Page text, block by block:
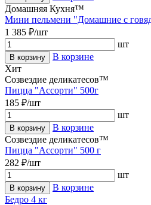
Домашняя Кухня™
Мини пельмени "Домашние с
1 385 ₽/шт
шт
В корзину
В корзине
Хит
Созвездие деликатесов™
Пицца "Ассорти" 500г
185 ₽/шт
шт
В корзину
В корзине
Созвездие деликатесов™
Пицца "Ассорти" 500 г
282 ₽/шт
шт
В корзину
В корзине
Бедро 4 кг